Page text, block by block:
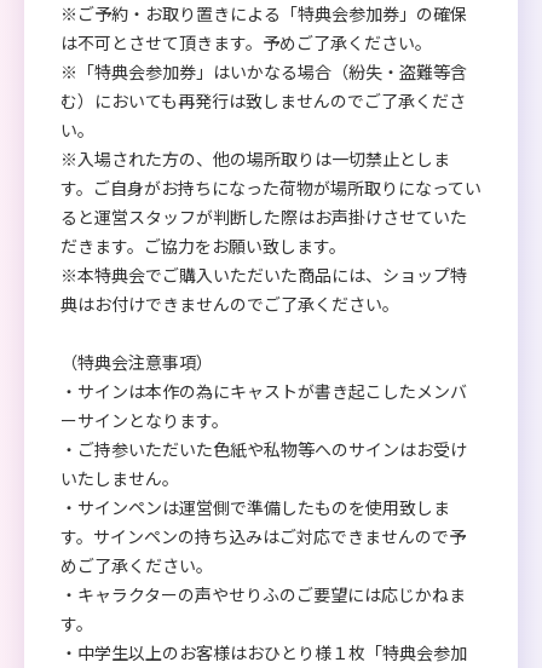
※ご予約・お取り置きによる「特典会参加券」の確保
は不可とさせて頂きます。予めご了承ください。
※「特典会参加券」はいかなる場合（紛失・盗難等含
む）においても再発行は致しませんのでご了承くださ
い。
※入場された方の、他の場所取りは一切禁止としま
す。ご自身がお持ちになった荷物が場所取りになってい
ると運営スタッフが判断した際はお声掛けさせていた
だきます。ご協力をお願い致します。
※本特典会でご購入いただいた商品には、ショップ特
典はお付けできませんのでご了承ください。
（特典会注意事項）
・サインは本作の為にキャストが書き起こしたメンバ
ーサインとなります。
・ご持参いただいた色紙や私物等へのサインはお受け
いたしません。
・サインペンは運営側で準備したものを使用致しま
す。サインペンの持ち込みはご対応できませんので予
めご了承ください。
・キャラクターの声やせりふのご要望には応じかねま
す。
・中学生以上のお客様はおひとり様１枚「特典会参加